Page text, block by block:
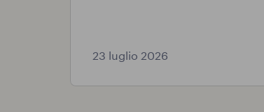
23 luglio 2026